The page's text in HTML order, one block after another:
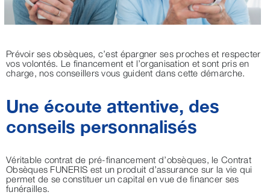
Prévoir ses obsèques, c’est épargner ses proches et respecter
vos volontés. Le financement et l’organisation et sont pris en
charge, nos conseillers vous guident dans cette démarche.
Une écoute attentive, des
conseils personnalisés
Véritable contrat de pré-financement d’obsèques, le Contrat
Obsèques FUNERIS est un produit d’assurance sur la vie qui
permet de se constituer un capital en vue de financer ses
funérailles.